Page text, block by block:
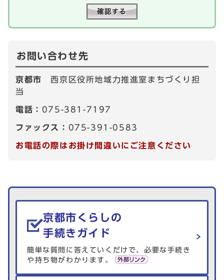
お問い合わせ先
京都市西京区役所地域力推進室まちづくり担
当
電話： 075-381-7197
ファックス： 075-391-0583
お電話の際はお掛け間違いにご注意ください
生活情報を探す
京都市くらしの
手続きガイド
簡単な質問に答えていくだけで、必要な手続き
や持ち物がわかります。